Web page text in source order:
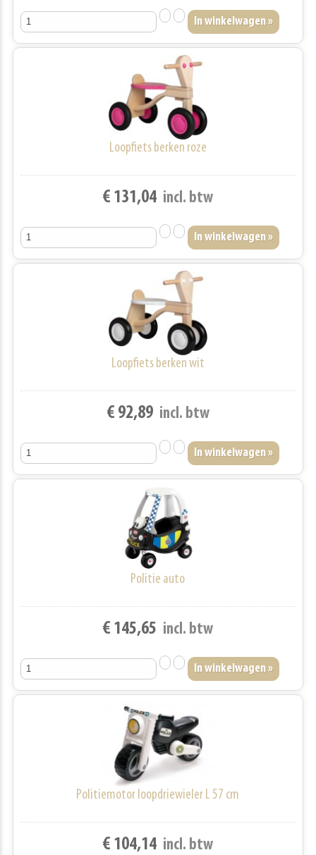
Loopfiets berken roze
€ 131,04 incl. btw
Loopfiets berken wit
€ 92,89 incl. btw
Politie auto
€ 145,65 incl. btw
Politiemotor loopdriewieler L 57 cm
€ 104,14 incl. btw